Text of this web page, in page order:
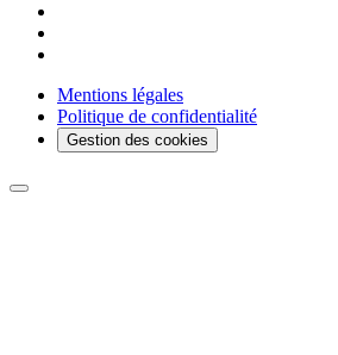
Mentions légales
Politique de confidentialité
Gestion des cookies